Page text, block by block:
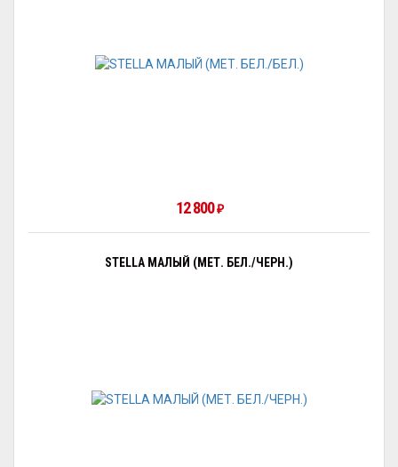
12 800₽
STELLA МАЛЫЙ (МЕТ. БЕЛ./ЧЕРН.)